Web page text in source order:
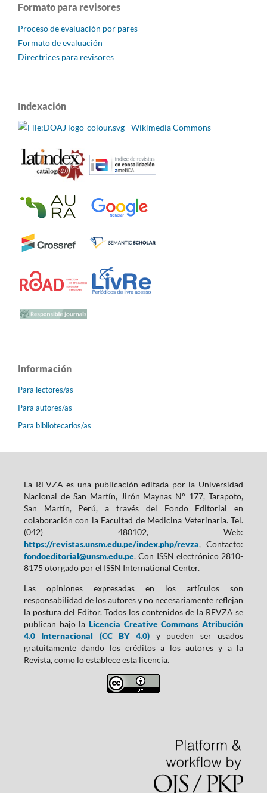
Formato para revisores
Proceso de evaluación por pares
Formato de evaluación
Directrices para revisores
Indexación
Información
Para lectores/as
Para autores/as
Para bibliotecarios/as
La REVZA es una publicación editada por la Universidad
Nacional de San Martín, Jirón Maynas N° 177, Tarapoto,
San Martín, Perú, a través del Fondo Editorial en
colaboración con la Facultad de Medicina Veterinaria. Tel.
(042) 480102, Web:
https://revistas.unsm.edu.pe/index.php/revza, Contacto:
fondoeditorial@unsm.edu.pe. Con ISSN electrónico 2810-
8175 otorgado por el ISSN International Center.
Las opiniones expresadas en los artículos son
responsabilidad de los autores y no necesariamente reflejan
la postura del Editor. Todos los contenidos de la REVZA se
publican bajo la Licencia Creative Commons Atribución
4.0 Internacional (CC BY 4.0) y pueden ser usados
gratuitamente dando los créditos a los autores y a la
Revista, como lo establece esta licencia.